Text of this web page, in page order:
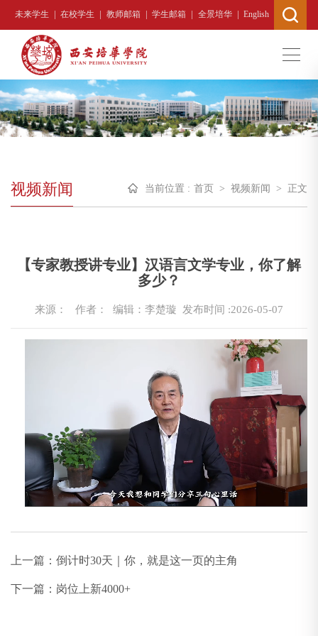
未来学生 | 在校学生 | 教师邮箱 | 学生邮箱 | 全景培华 | English
视频新闻 当前位置 : 首页 > 视频新闻 > 正文
【专家教授讲专业】汉语言文学专业，你了解
多少？
来源： 作者： 编辑：李楚璇 发布时间 :2026-05-07
上一篇： 倒计时30天｜你，就是这一页的主角
下一篇： 岗位上新4000+